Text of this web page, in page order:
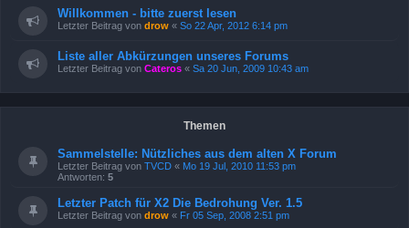
Willkommen - bitte zuerst lesen
Letzter Beitrag von drow « So 22 Apr, 2012 6:14 pm
Liste aller Abkürzungen unseres Forums
Letzter Beitrag von Cateros « Sa 20 Jun, 2009 10:43 am
Themen
Sammelstelle: Nützliches aus dem alten X Forum
Letzter Beitrag von TVCD « Mo 19 Jul, 2010 11:53 pm
Antworten: 5
Letzter Patch für X2 Die Bedrohung Ver. 1.5
Letzter Beitrag von drow « Fr 05 Sep, 2008 2:51 pm